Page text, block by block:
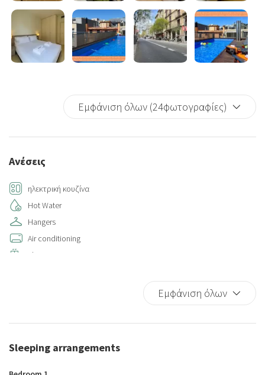
Εμφάνιση όλων (24φωτογραφίες)
Ανέσεις
ηλεκτρική κουζίνα
Hot Water
Hangers
Air conditioning
Elevator
Kitchen Oven
Refrigerator
Wi-Fi
Εμφάνιση όλων
Sleeping arrangements